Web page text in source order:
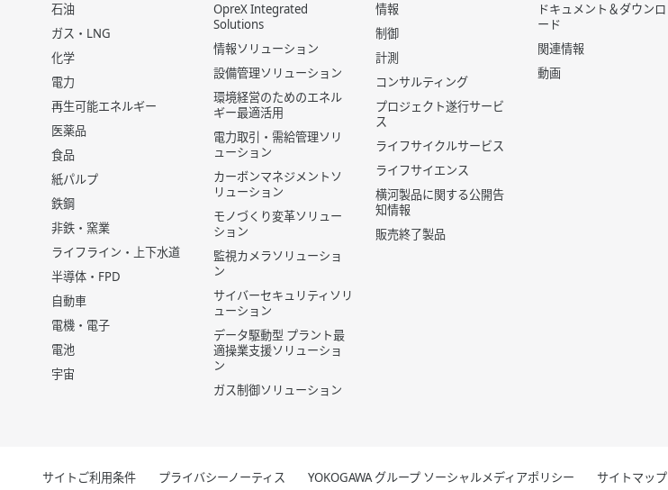
石油
ガス・LNG
化学
電力
再生可能エネルギー
医薬品
食品
紙パルプ
鉄鋼
非鉄・窯業
ライフライン・上下水道
半導体・FPD
自動車
電機・電子
電池
宇宙
OpreX Integrated
Solutions
情報ソリューション
設備管理ソリューション
環境経営のためのエネル
ギー最適活用
電力取引・需給管理ソリ
ューション
カーボンマネジメントソ
リューション
モノづくり変革ソリュー
ション
監視カメラソリューショ
ン
サイバーセキュリティソリ
ューション
データ駆動型 プラント最
適操業支援ソリューショ
ン
ガス制御ソリューション
情報
制御
計測
コンサルティング
プロジェクト遂行サービ
ス
ライフサイクルサービス
ライフサイエンス
横河製品に関する公開告
知情報
販売終了製品
ドキュメント＆ダウンロ
ード
関連情報
動画
サイトご利用条件 プライバシーノーティス YOKOGAWA グループ ソーシャルメディアポリシー サイトマップ